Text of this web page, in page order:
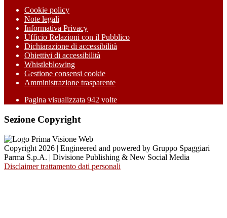
Cookie policy
Note legali
Informativa Privacy
Ufficio Relazioni con il Pubblico
Dichiarazione di accessibilità
Obiettivi di accessibilità
Whistleblowing
Gestione consensi cookie
Amministrazione trasparente
Pagina visualizzata 942 volte
Sezione Copyright
Copyright 2026 | Engineered and powered by Gruppo Spaggiari
Parma S.p.A. | Divisione Publishing & New Social Media
Disclaimer trattamento dati personali